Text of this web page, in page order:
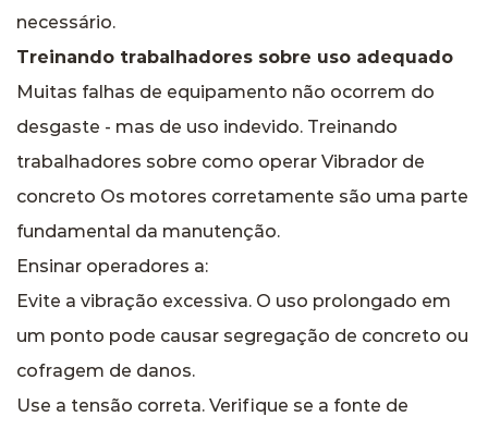
necessário.
Treinando trabalhadores sobre uso adequado
Muitas falhas de equipamento não ocorrem do
desgaste - mas de uso indevido. Treinando
trabalhadores sobre como operar Vibrador de
concreto Os motores corretamente são uma parte
fundamental da manutenção.
Ensinar operadores a:
Evite a vibração excessiva. O uso prolongado em
um ponto pode causar segregação de concreto ou
cofragem de danos.
Use a tensão correta. Verifique se a fonte de